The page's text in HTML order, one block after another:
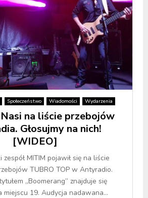
Społeczeństwo Wiadomości Wydarzenia
na liście przebojów
Głosujmy na nich!
[WIDEO]
MITIM pojawił się na liście
TUBRO TOP w Antyradio.
„Boomerang” znajduje się
miejscu 19. Audycja nadawana...